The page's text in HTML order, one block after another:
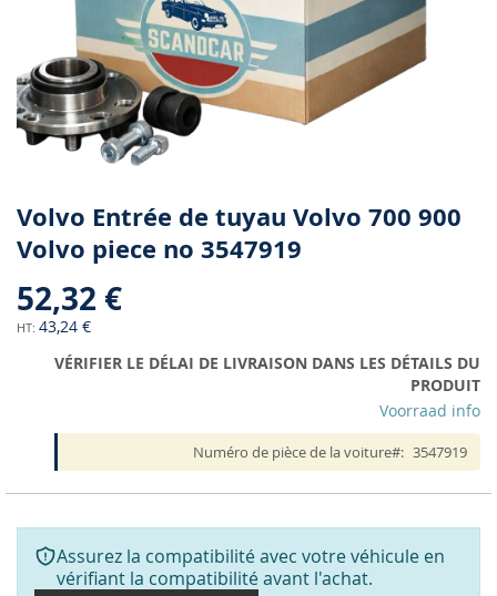
Skip
to
the
of
the
gallery
Volvo Entrée de tuyau Volvo 700 900
Volvo piece no 3547919
52,32 €
43,24 €
VÉRIFIER LE DÉLAI DE LIVRAISON DANS LES DÉTAILS DU
PRODUIT
Voorraad info
Numéro de pièce de la voiture 3547919
Assurez la compatibilité avec votre véhicule en
vérifiant la compatibilité avant l'achat.